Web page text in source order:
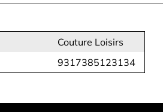
Couture Loisirs
9317385123134